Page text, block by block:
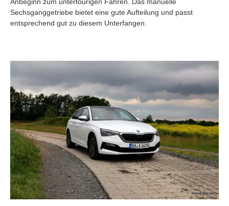
Sechsganggetriebe bietet eine gute Aufteilung und passt
entsprechend gut zu diesem Unterfangen.